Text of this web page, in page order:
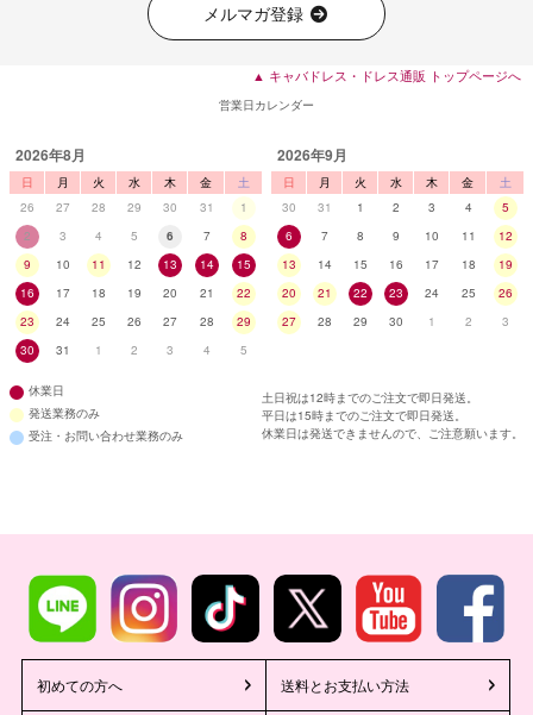
メルマガ登録
▲ キャバドレス・ドレス通販 トップページへ
営業日カレンダー
2026年8月
日 月 火 水 木 金
土
26
27 28 29 30 31
1
2
3 4 5 6 7
8
9
10 11 12 13 14
15
16
17 18 19 20 21
22
23
24 25 26 27 28
29
30
31 1 2 3 4 5
2026年9月
日 月 火 水 木 金
土
30
31 1 2 3 4
5
6
7 8 9 10 11
12
13
14 15 16 17 18
19
20
21 22 23 24 25
26
27
28 29 30 1 2 3
休業日
発送業務のみ
受注・お問い合わせ業務のみ
土日祝は12時までのご注文で即日発送。
平日は15時までのご注文で即日発送。
休業日は発送できませんので、ご注意願います。
初めての方へ 送料とお支払い方法